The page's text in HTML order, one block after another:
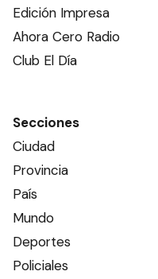
Edición Impresa
Ahora Cero Radio
Club El Día
Secciones
Ciudad
Provincia
País
Mundo
Deportes
Policiales